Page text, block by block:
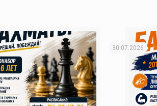
30.07.2026